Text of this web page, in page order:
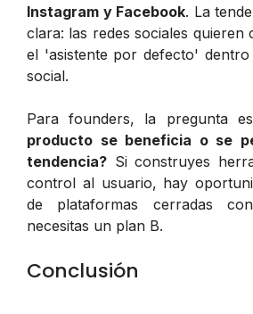
Instagram y Facebook. La
clara: las redes sociales
el 'asistente por defecto'
social.
Para founders, la pregunta
producto se beneficia o se
tendencia? Si construyes
control al usuario, hay
de plataformas cerradas
necesitas un plan B.
Conclusión